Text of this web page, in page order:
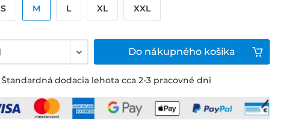
Štandardná dodacia lehota cca 2-3 pracovné dni
S M L XL XXL
Do nákupného košíka